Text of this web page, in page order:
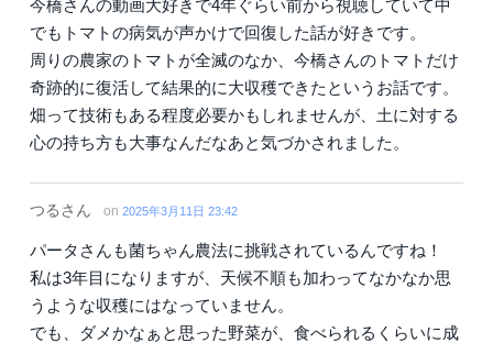
今橋さんの動画大好きで4年ぐらい前から視聴していて中
でもトマトの病気が声かけで回復した話が好きです。
周りの農家のトマトが全滅のなか、今橋さんのトマトだけ
奇跡的に復活して結果的に大収穫できたというお話です。
畑って技術もある程度必要かもしれませんが、土に対する
心の持ち方も大事なんだなあと気づかされました。
つるさん on 2025年3月11日 23:42
パータさんも菌ちゃん農法に挑戦されているんですね！
私は3年目になりますが、天候不順も加わってなかなか思
うような収穫にはなっていません。
でも、ダメかなぁと思った野菜が、食べられるくらいに成